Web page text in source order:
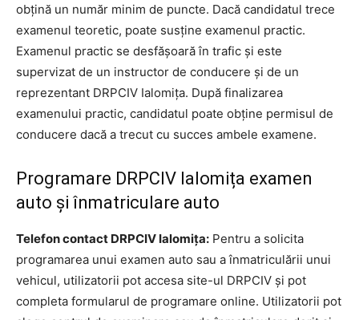
obțină un număr minim de puncte. Dacă candidatul trece
examenul teoretic, poate susține examenul practic.
Examenul practic se desfășoară în trafic și este
supervizat de un instructor de conducere și de un
reprezentant DRPCIV Ialomița. După finalizarea
examenului practic, candidatul poate obține permisul de
conducere dacă a trecut cu succes ambele examene.
Programare DRPCIV Ialomița examen
auto și înmatriculare auto
Telefon contact DRPCIV Ialomița: Pentru a solicita
programarea unui examen auto sau a înmatriculării unui
vehicul, utilizatorii pot accesa site-ul DRPCIV și pot
completa formularul de programare online. Utilizatorii pot